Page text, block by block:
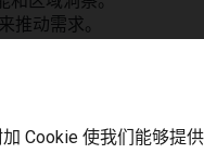
推动需求。
Cookie 使我们能够提